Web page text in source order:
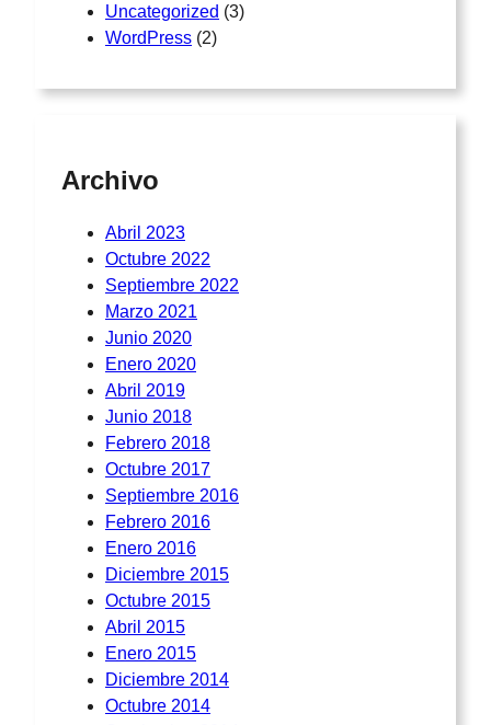
Uncategorized (3)
WordPress (2)
Archivo
Abril 2023
Octubre 2022
Septiembre 2022
Marzo 2021
Junio 2020
Enero 2020
Abril 2019
Junio 2018
Febrero 2018
Octubre 2017
Septiembre 2016
Febrero 2016
Enero 2016
Diciembre 2015
Octubre 2015
Abril 2015
Enero 2015
Diciembre 2014
Octubre 2014